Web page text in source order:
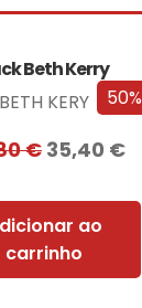
50%
Beth Kerry
BETH KERY
€ 35,40 €
ao
carrinho